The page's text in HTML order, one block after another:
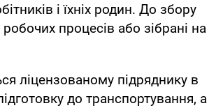
і їхніх родин. До збору
процесів або зібрані на
ліцензованому підряднику в
до транспортування, а